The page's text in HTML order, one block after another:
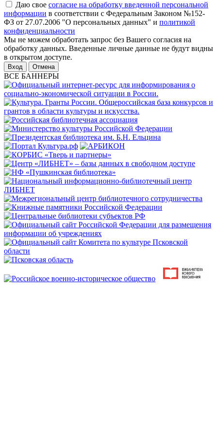
Даю свое согласие на обработку введенной персональной
информации в соответствии с Федеральным Законом №152-
ФЗ от 27.07.2006 "О персональных данных" и политикой
конфиденциальности
Мы не можем обработать запрос без Вашего согласия на
обработку данных. Введенные личные данные не будут видны
в открытом доступе.
Отмена
ВСЕ БАННЕРЫ